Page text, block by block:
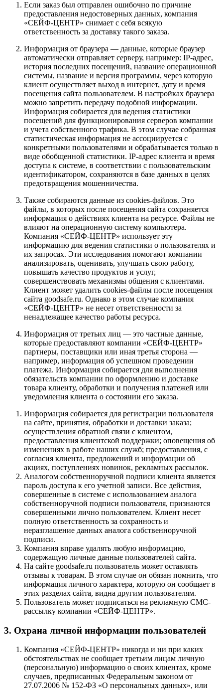
Если заказ был отправлен ошибочно по причине
предоставления недостоверных данных, компания
«СЕЙФ-ЦЕНТР» снимает с себя всякую
ответственность за доставку такого заказа.
Информация от браузера — данные, которые браузер
автоматически отправляет серверу, например: IP-адрес,
история последних посещений, название операционной
системы, название и версия программы, через которую
клиент осуществляет выход в интернет, дату и время
посещения сайта пользователем. В настройках браузера
можно запретить передачу подобной информации.
Информация собирается для ведения статистики
посещений для функционирования серверов компании
и учета собственного трафика. В этом случае собранная
статистическая информация не ассоциируется с
конкретными пользователями и обрабатывается только в
виде обобщенной статистики. IP-адрес клиента и время
доступа к системе, в соответствии с пользовательским
идентификатором, сохраняются в базе данных в целях
предотвращения мошенничества.
Также собираются данные из cookies-файлов. Это
файлы, в которых после посещения сайта сохраняется
информация о действиях клиента на ресурсе. Файлы не
влияют на операционную систему компьютера.
Компания «СЕЙФ-ЦЕНТР» использует эту
информацию для ведения статистики о пользователях и
их запросах. Эти исследования помогают компании
анализировать, оценивать, улучшать свою работу,
повышать качество продуктов и услуг,
совершенствовать механизмы общения с клиентами.
Клиент может удалить cookies-файлы после посещения
сайта goodsafe.ru. Однако в этом случае компания
«СЕЙФ-ЦЕНТР» не несет ответственности за
ненадлежащее качество работы ресурса.
Информация от третьих лиц — это частные данные,
которые предоставляют компании «СЕЙФ-ЦЕНТР»
партнеры, поставщики или иная третья сторона —
например, информация об успешном проведении
платежа. Информация собирается для выполнения
обязательств компании по оформлению и доставке
товара клиенту, обработки и получения платежей или
уведомления клиента о состоянии его заказа.
Информация собирается для регистрации пользователя
на сайте, принятия, обработки и доставки заказа;
осуществления обратной связи с клиентом,
предоставления клиентской поддержки; оповещения об
изменениях в работе наших служб; предоставления, с
согласия клиента, предложений и информации об
акциях, поступлениях новинок, рекламных рассылок.
Аналогом собственноручной подписи клиента является
пароль доступа к его учетной записи. Все действия,
совершенные в системе с использованием аналога
собственноручной подписи пользователя, признаются
совершенными лично пользователем. Клиент несет
полную ответственность за сохранность и
неразглашение данных аналога собственноручной
подписи.
Компания вправе удалять любую информацию,
содержащую личные данные пользователей сайта.
На сайте goodsafe.ru пользователь может оставлять
отзывы к товарам. В этом случае он обязан помнить, что
информация личного характера, которую он сообщает в
этих разделах сайта, видна другим пользователям.
Пользователь может подписаться на рекламную СМС-
рассылку компании «СЕЙФ-ЦЕНТР».
3. Охрана личной информации пользователей
Компания «СЕЙФ-ЦЕНТР» никогда и ни при каких
обстоятельствах не сообщает третьим лицам личную
(персональную) информацию о своих клиентах, кроме
случаев, предписанных Федеральным законом от
27.07.2006 № 152-ФЗ «О персональных данных», или